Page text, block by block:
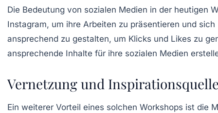
Die Bedeutung von sozialen Medien in der heutigen
Instagram, um ihre Arbeiten zu präsentieren und
ansprechend zu gestalten, um Klicks und Likes zu
ansprechende Inhalte für ihre sozialen Medien
Vernetzung und
Ein weiterer Vorteil eines solchen Workshops ist die